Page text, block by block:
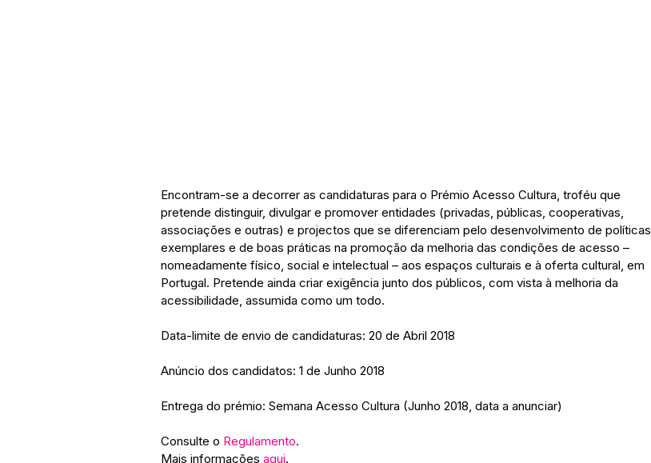
Encontram-se a decorrer as candidaturas para o Prémio Acesso Cultura, troféu que
pretende distinguir, divulgar e promover entidades (privadas, públicas, cooperativas,
associações e outras) e projectos que se diferenciam pelo desenvolvimento de políticas
exemplares e de boas práticas na promoção da melhoria das condições de acesso –
nomeadamente físico, social e intelectual – aos espaços culturais e à oferta cultural, em
Portugal. Pretende ainda criar exigência junto dos públicos, com vista à melhoria da
acessibilidade, assumida como um todo.
Data-limite de envio de candidaturas: 20 de Abril 2018
Anúncio dos candidatos: 1 de Junho 2018
Entrega do prémio: Semana Acesso Cultura (Junho 2018, data a anunciar)
Consulte o Regulamento.
Mais informações aqui.